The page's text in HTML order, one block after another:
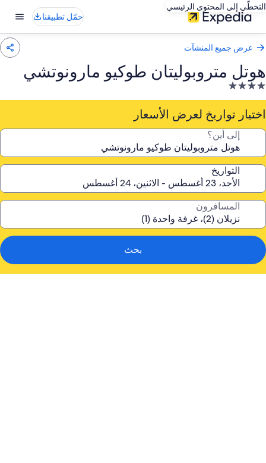
التخطّي إلى المحتوى الرئيسي
حمّل تطبيقنا
عرض جميع المنشآت
هوتل متروبوليتان طوكيو مارونوتشي
منشأة
فندقية
مصنفة
4.0
اختيار تواريخ لعرض الأسعار
إلى أين؟
التواريخ
المسافرون
بحث